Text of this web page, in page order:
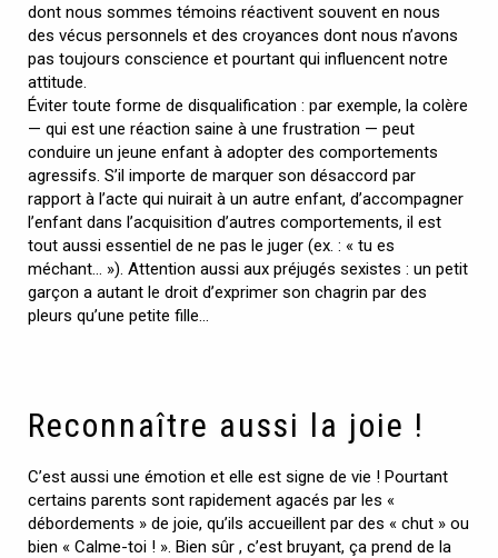
dont nous sommes témoins réactivent souvent en nous
des vécus personnels et des croyances dont nous n’avons
pas toujours conscience et pourtant qui influencent notre
attitude.
Éviter toute forme de disqualification : par exemple, la colère
— qui est une réaction saine à une frustration — peut
conduire un jeune enfant à adopter des comportements
agressifs. S’il importe de marquer son désaccord par
rapport à l’acte qui nuirait à un autre enfant, d’accompagner
l’enfant dans l’acquisition d’autres comportements, il est
tout aussi essentiel de ne pas le juger (ex. : « tu es
méchant… »). Attention aussi aux préjugés sexistes : un petit
garçon a autant le droit d’exprimer son chagrin par des
pleurs qu’une petite fille…
Reconnaître aussi la joie !
C’est aussi une émotion et elle est signe de vie ! Pourtant
certains parents sont rapidement agacés par les «
débordements » de joie, qu’ils accueillent par des « chut » ou
bien « Calme-toi ! ». Bien sûr , c’est bruyant, ça prend de la